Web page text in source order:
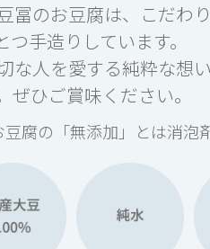
冨のお豆腐は、こだわ
つ手造りしています。
な人を愛する純粋な想
ぜひご賞味ください。
腐の「無添加」とは消泡